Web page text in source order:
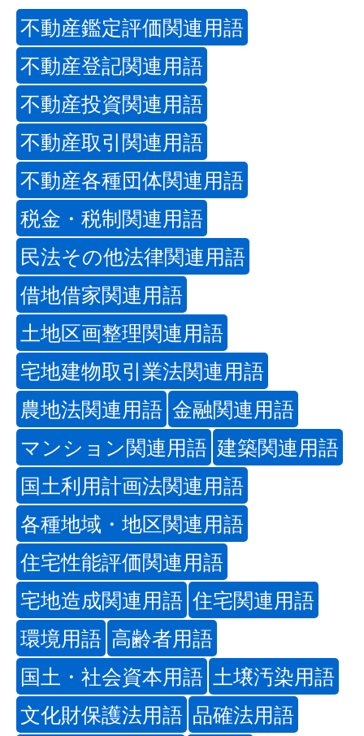
不動産鑑定評価関連用語
不動産登記関連用語
不動産投資関連用語
不動産取引関連用語
不動産各種団体関連用語
税金・税制関連用語
民法その他法律関連用語
借地借家関連用語
土地区画整理関連用語
宅地建物取引業法関連用語
農地法関連用語 金融関連用語
マンション関連用語 建築関連用語
国土利用計画法関連用語
各種地域・地区関連用語
住宅性能評価関連用語
宅地造成関連用語 住宅関連用語
環境用語 高齢者用語
国土・社会資本用語 土壌汚染用語
文化財保護法用語 品確法用語